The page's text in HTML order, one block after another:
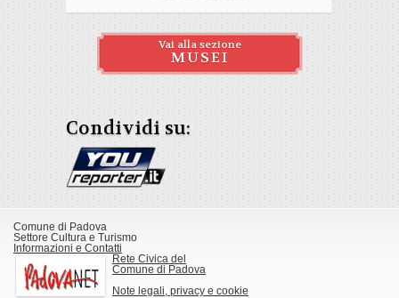
Vai alla sezione
MUSEI
Condividi su:
Comune di Padova
Settore Cultura e Turismo
Informazioni e Contatti
Rete Civica del
Comune di Padova
Note legali, privacy e cookie